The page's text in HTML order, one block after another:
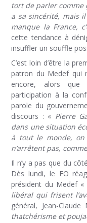
tort de parler comme
a sa sincérité, mais
manque la France,
cette tendance à
insuffler un souffle
C’est loin d’être la
patron du Medef qui
encore, alors que
participation à la
parole du
discours : « Pierre
dans une situation
à tout le monde,
n’arrêtent pas,
Il n’y a pas que du
Dès lundi, le FO
président du Medef «
libéral qui frisent
général, Jean-
thatchérisme et